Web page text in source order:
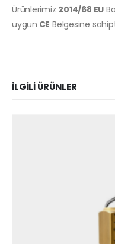
Ürünlerimiz 2014/68 EU
uygun CE Belgesine
İLGILI ÜRÜNLER